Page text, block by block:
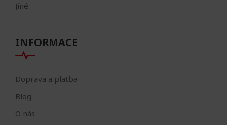
Jiné
INFORMACE
Doprava a platba
Blog
O nás